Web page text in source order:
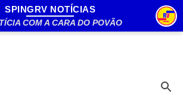
para o conteúdo principal
SPINGRV NOTÍCIAS
COM A CARA DO POVÃO